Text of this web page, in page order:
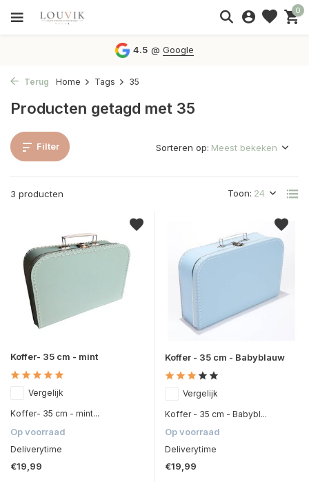
0
4.5 @Google
Terug Home Tags 35
Producten getagd met 35
Filter
3 producten Toon:
Sorteren op:
Koffer- 35 cm - mint
Vergelijk
Koffer- 35 cm - mint...
Op voorraad
Deliverytime
€19,99
Koffer - 35 cm - Babyblauw
Vergelijk
Koffer - 35 cm - Babybl...
Op voorraad
Deliverytime
€19,99